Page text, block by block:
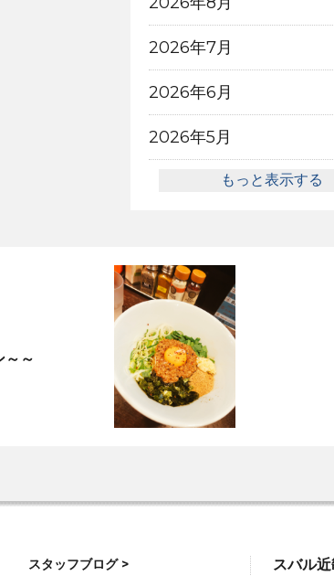
2026年7月
2026年6月
2026年5月
もっと表示する
～～
スタッフブログ > スバル